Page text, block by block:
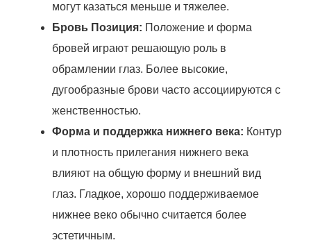
могут казаться меньше и тяжелее.
Бровь Позиция: Положение и форма
бровей играют решающую роль в
обрамлении глаз. Более высокие,
дугообразные брови часто ассоциируются с
женственностью.
Форма и поддержка нижнего века: Контур
и плотность прилегания нижнего века
влияют на общую форму и внешний вид
глаз. Гладкое, хорошо поддерживаемое
нижнее веко обычно считается более
эстетичным.